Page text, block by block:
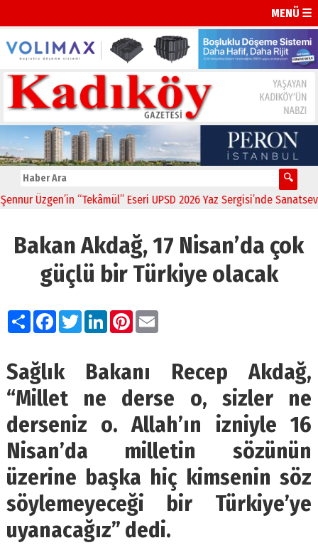
MENÜ ☰
Üzgen’in “Tekâmül” Eseri UPSD 2026 Yaz Sergisi’nde
Bakan Akdağ, 17 Nisan’da çok
güçlü bir Türkiye olacak
PaylaşFacebook
TwitterLinkedIn
Pinterest
Email
Sağlık Bakanı Recep Akdağ,
“Millet ne derse o, sizler ne
derseniz o. Allah’ın izniyle 16
Nisan’da milletin sözünün
üzerine başka hiç kimsenin söz
söylemeyeceği bir Türkiye’ye
uyanacağız” dedi.